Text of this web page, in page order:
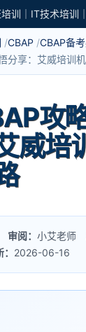
CBAP CBAP备
分享：艾威培训
攻
威培
审阅：小艾老师
2026-06-16